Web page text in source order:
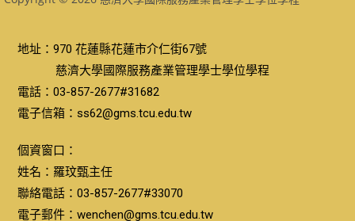
地址：970 花蓮縣花蓮市介仁街67號
慈濟大學國際服務產業管理學士學位學程
電話：03-857-2677#31682
電子信箱：ss62@gms.tcu.edu.tw
個資窗口：
姓名：羅玟甄主任
聯絡電話：03-857-2677#33070
電子郵件：wenchen@gms.tcu.edu.tw